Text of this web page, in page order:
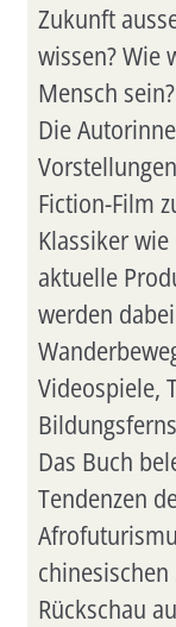
Zukunft
wissen? Wie
Mensch sein?
Die
Fiction-Film
Klassiker wie
aktuelle
werden
Videospiele,
Das Buch
Tendenzen
Rückschau